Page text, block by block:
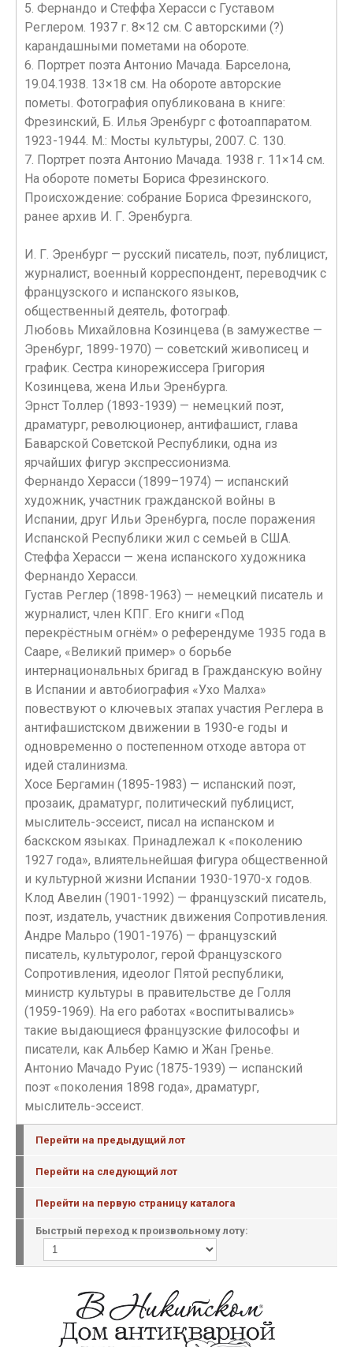
5. Фернандо и Стеффа Херасси с Густавом
Реглером. 1937 г. 8×12 см. С авторскими (?)
карандашными пометами на обороте.
6. Портрет поэта Антонио Мачада. Барселона,
19.04.1938. 13×18 см. На обороте авторские
пометы. Фотография опубликована в книге:
Фрезинский, Б. Илья Эренбург с фотоаппаратом.
1923-1944. М.: Мосты культуры, 2007. С. 130.
7. Портрет поэта Антонио Мачада. 1938 г. 11×14 см.
На обороте пометы Бориса Фрезинского.
Происхождение: собрание Бориса Фрезинского,
ранее архив И. Г. Эренбурга.
И. Г. Эренбург — русский писатель, поэт, публицист,
журналист, военный корреспондент, переводчик с
французского и испанского языков,
общественный деятель, фотограф.
Любовь Михайловна Козинцева (в замужестве —
Эренбург, 1899-1970) — советский живописец и
график. Сестра кинорежиссера Григория
Козинцева, жена Ильи Эренбурга.
Эрнст Толлер (1893-1939) — немецкий поэт,
драматург, революционер, антифашист, глава
Баварской Советской Республики, одна из
ярчайших фигур экспрессионизма.
Фернандо Херасси (1899–1974) — испанский
художник, участник гражданской войны в
Испании, друг Ильи Эренбурга, после поражения
Испанской Республики жил с семьей в США.
Стеффа Херасси — жена испанского художника
Фернандо Херасси.
Густав Реглер (1898-1963) — немецкий писатель и
журналист, член КПГ. Его книги «Под
перекрёстным огнём» о референдуме 1935 года в
Сааре, «Великий пример» о борьбе
интернациональных бригад в Гражданскую войну
в Испании и автобиография «Ухо Малха»
повествуют о ключевых этапах участия Реглера в
антифашистском движении в 1930-е годы и
одновременно о постепенном отходе автора от
идей сталинизма.
Хосе Бергамин (1895-1983) — испанский поэт,
прозаик, драматург, политический публицист,
мыслитель-эссеист, писал на испанском и
баскском языках. Принадлежал к «поколению
1927 года», влиятельнейшая фигура общественной
и культурной жизни Испании 1930-1970-х годов.
Клод Авелин (1901-1992) — французский писатель,
поэт, издатель, участник движения Сопротивления.
Андре Мальро (1901-1976) — французский
писатель, культуролог, герой Французского
Сопротивления, идеолог Пятой республики,
министр культуры в правительстве де Голля
(1959-1969). На его работах «воспитывались»
такие выдающиеся французские философы и
писатели, как Альбер Камю и Жан Гренье.
Антонио Мачадо Руис (1875-1939) — испанский
поэт «поколения 1898 года», драматург,
мыслитель-эссеист.
Перейти на предыдущий лот
Перейти на следующий лот
Перейти на первую страницу каталога
Быстрый переход к произвольному лоту: